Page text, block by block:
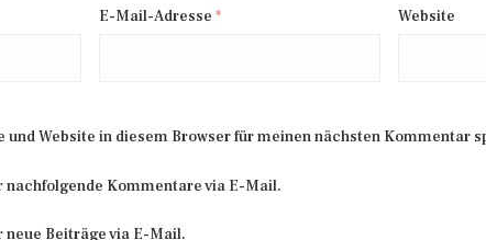
E-Mail-Adresse * Website
und Website in diesem Browser für meinen nächsten Kommentar
Kommentare via E-Mail.
Beiträge via E-Mail.